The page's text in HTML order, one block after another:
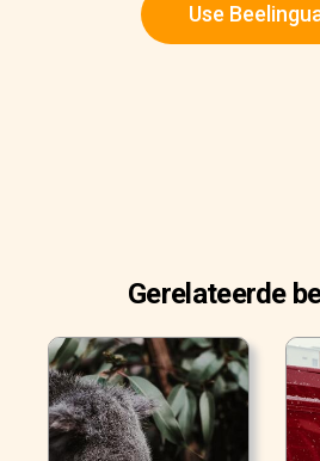
Use
Gerelateerde